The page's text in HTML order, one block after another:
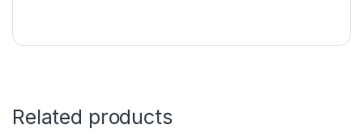
Related products